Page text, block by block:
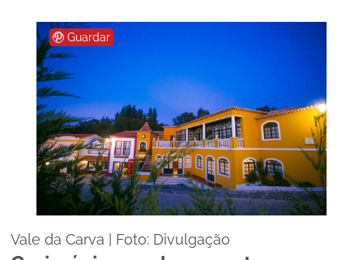
Guardar
Vale da Carva | Foto: Divulgação